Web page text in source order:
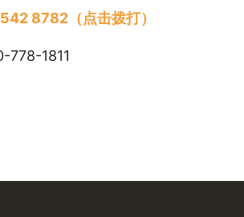
8782（点击拨打）
778-1811